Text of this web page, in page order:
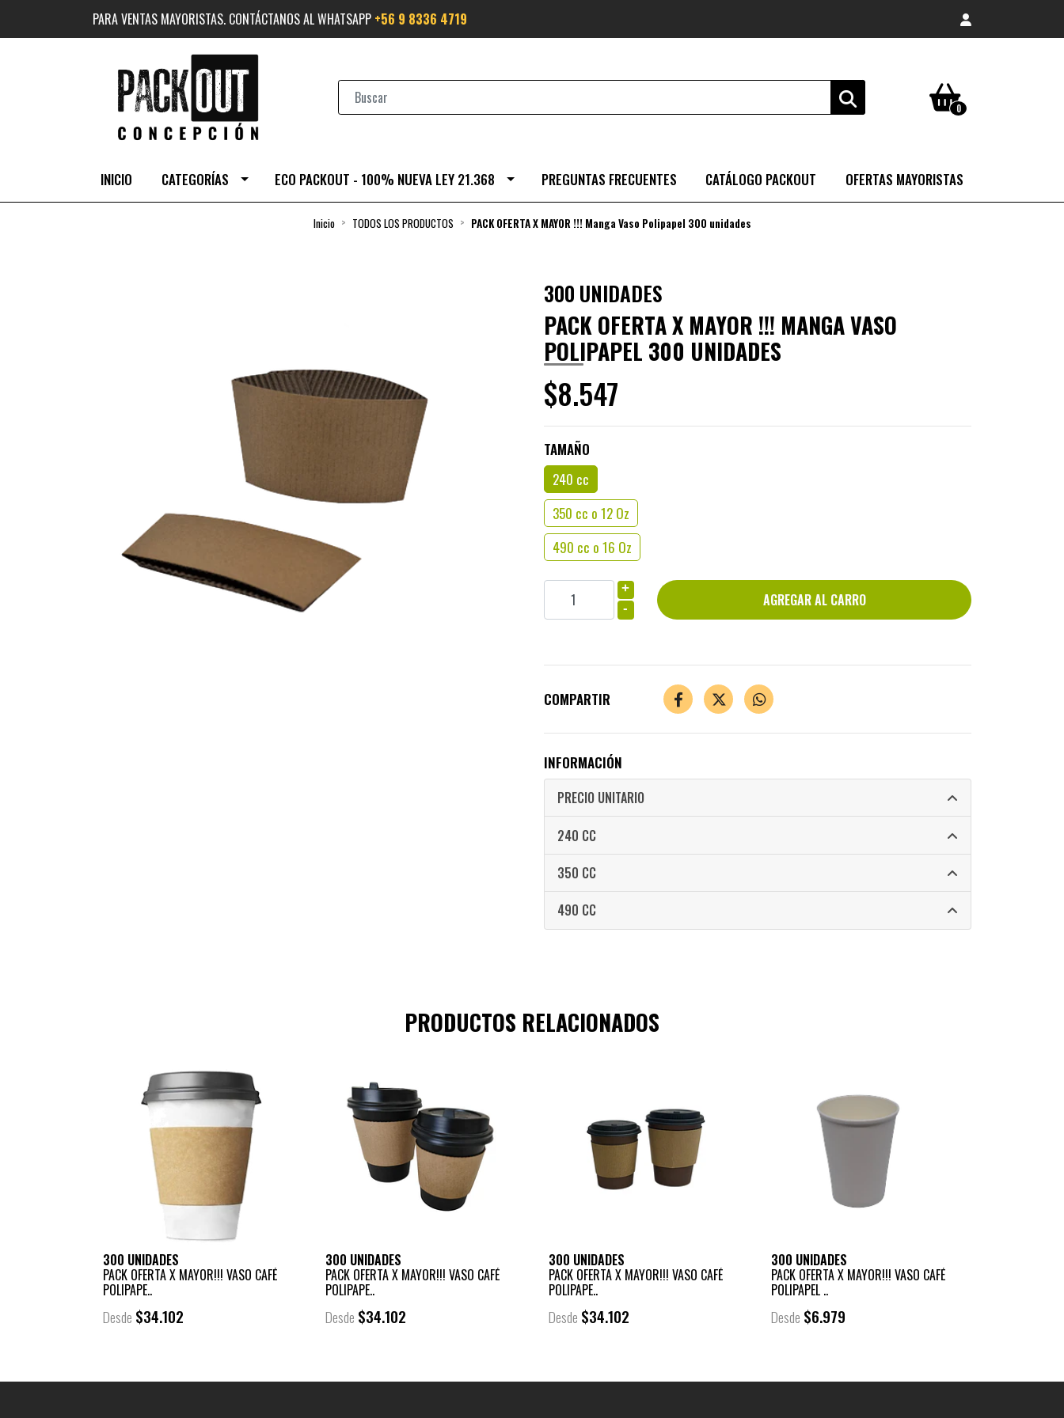
PARA VENTAS MAYORISTAS. CONTÁCTANOS AL WHATSAPP +56 9 8336 4719
0
INICIO CATEGORÍAS ECO PACKOUT - 100% NUEVA LEY 21.368 PREGUNTAS FRECUENTES CATÁLOGO PACKOUT OFERTAS MAYORISTAS
Inicio TODOS LOS PRODUCTOS PACK OFERTA X MAYOR !!! Manga Vaso Polipapel 300 unidades
300 UNIDADES
PACK OFERTA X MAYOR !!! MANGA VASO
POLIPAPEL 300 UNIDADES
$8.547
TAMAÑO
240 cc
350 cc o 12 Oz
490 cc o 16 Oz
+
-
COMPARTIR
INFORMACIÓN
PRECIO UNITARIO
240 CC
350 CC
490 CC
PRODUCTOS RELACIONADOS
300 UNIDADES
PACK OFERTA X MAYOR!!! VASO CAFÉ
POLIPAPE..
Desde $34.102
300 UNIDADES
PACK OFERTA X MAYOR!!! VASO CAFÉ
POLIPAPE..
Desde $34.102
300 UNIDADES
PACK OFERTA X MAYOR!!! VASO CAFÉ
POLIPAPE..
Desde $34.102
300 UNIDADES
PACK OFERTA X MAYOR!!! VASO CAFÉ
POLIPAPEL ..
Desde $6.979